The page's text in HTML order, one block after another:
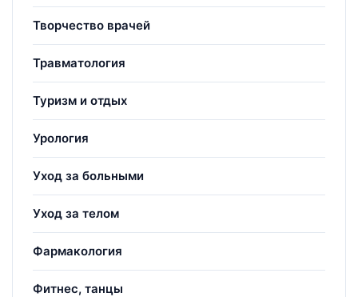
Творчество врачей
Травматология
Туризм и отдых
Урология
Уход за больными
Уход за телом
Фармакология
Фитнес, танцы